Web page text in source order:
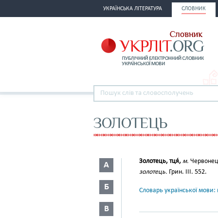
УКРАЇНСЬКА ЛІТЕРАТУРА СЛОВНИК
ЗОЛОТЕЦЬ
А
Б
В
Золотець, тця́, м.
золотець. Грин. III. 552.
Словарь української